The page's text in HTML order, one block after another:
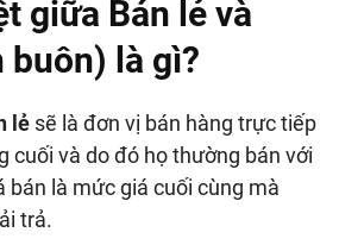
giữa Bán lẻ và
buôn) là gì?
lẻ sẽ là đơn vị bán hàng trực tiếp
cuối và do đó họ thường bán với
bán là mức giá cuối cùng mà
trả.